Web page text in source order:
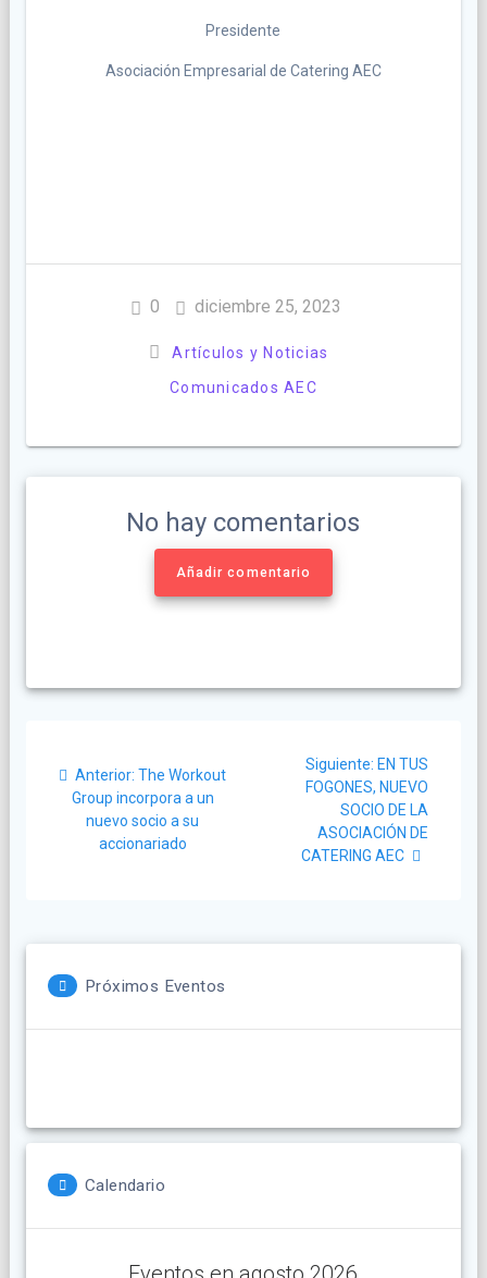
Presidente
Asociación Empresarial de Catering AEC
0 diciembre 25, 2023
Artículos y Noticias
Comunicados AEC
No hay comentarios
Añadir comentario
de
entradas
Anterior: Post
anterior:
The Workout
Group incorpora a un
nuevo socio a su
accionariado
Siguiente: Siguiente
post:
EN TUS
FOGONES, NUEVO
SOCIO DE LA
ASOCIACIÓN DE
CATERING AEC
Próximos Eventos
Calendario